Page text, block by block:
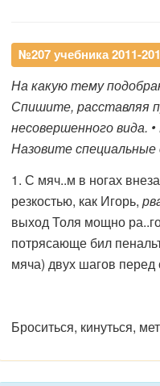
№207 учебника 2011-
На какую тему
Спишите, расставляя
несовершенного вида.
Назовите специальные
1. С мяч..м в ногах
резкостью, как Игорь,
выход Толя мощно
потрясающе бил
мяча) двух шагов перед
Броситься, кинуться,